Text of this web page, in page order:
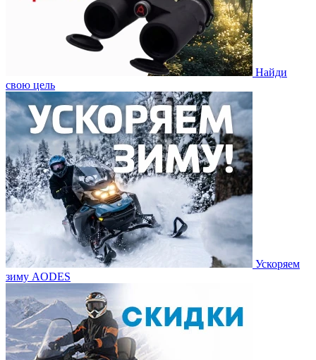
Найди
свою цель
Ускоряем
зиму AODES